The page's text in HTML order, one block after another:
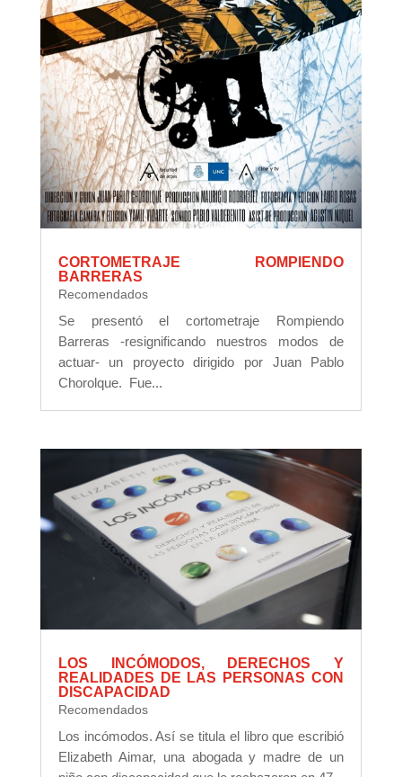
CORTOMETRAJE ROMPIENDO
BARRERAS
Recomendados
Se presentó el cortometraje Rompiendo
Barreras -resignificando nuestros modos de
actuar- un proyecto dirigido por Juan Pablo
Chorolque. Fue...
LOS INCÓMODOS, DERECHOS Y
REALIDADES DE LAS PERSONAS CON
DISCAPACIDAD
Recomendados
Los incómodos. Así se titula el libro que escribió
Elizabeth Aimar, una abogada y madre de un